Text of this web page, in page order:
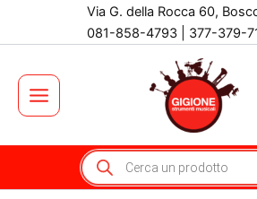
Via G. della Rocca 60,
081-858-4793 | 377-379-
Main
Menu
Products
search